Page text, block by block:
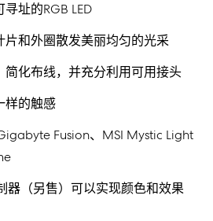
址的RGB LED
片和外圈散发美丽均匀的光采
简化布线，并充分利用可用接头
样的触感
Fusion、MSI Mystic Light
器（另售）可以实现颜色和效果